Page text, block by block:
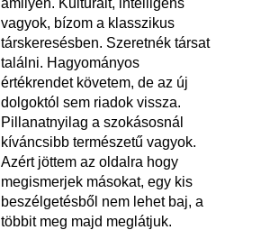
amilyen. Kulturált, intelligens
vagyok, bízom a klasszikus
társkeresésben. Szeretnék társat
találni. Hagyományos
értékrendet követem, de az új
dolgoktól sem riadok vissza.
Pillanatnyilag a szokásosnál
kíváncsibb természetű vagyok.
Azért jöttem az oldalra hogy
megismerjek másokat, egy kis
beszélgetésből nem lehet baj, a
többit meg majd meglátjuk.